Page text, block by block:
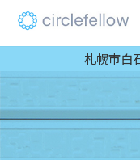
札幌市白